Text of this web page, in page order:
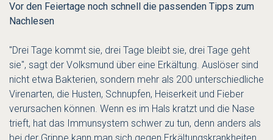
Vor den Feiertage noch schnell die passenden Tipps zum
Nachlesen
"Drei Tage kommt sie, drei Tage bleibt sie, drei Tage geht
sie", sagt der Volksmund über eine Erkältung. Auslöser sind
nicht etwa Bakterien, sondern mehr als 200 unterschiedliche
Virenarten, die Husten, Schnupfen, Heiserkeit und Fieber
verursachen können. Wenn es im Hals kratzt und die Nase
trieft, hat das Immunsystem schwer zu tun, denn anders als